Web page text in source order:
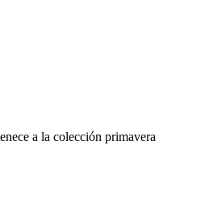
a la colección primavera